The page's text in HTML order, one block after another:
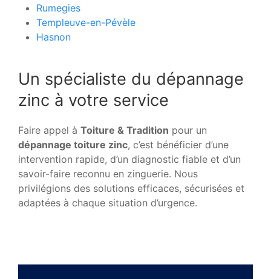
Rumegies
Templeuve-en-Pévèle
Hasnon
Un spécialiste du dépannage
zinc à votre service
Faire appel à Toiture & Tradition pour un
dépannage toiture zinc, c’est bénéficier d’une
intervention rapide, d’un diagnostic fiable et d’un
savoir-faire reconnu en zinguerie. Nous
privilégions des solutions efficaces, sécurisées et
adaptées à chaque situation d’urgence.